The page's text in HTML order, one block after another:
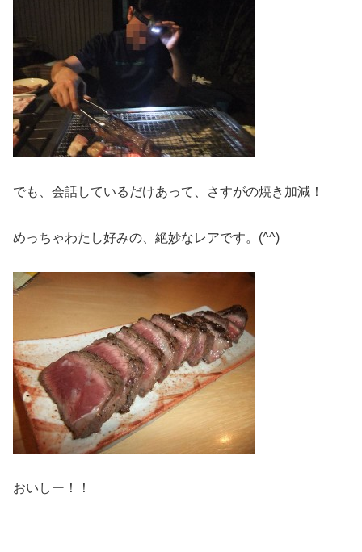
でも、会話しているだけあって、さすがの焼き加減！
めっちゃわたし好みの、絶妙なレアです。(^^)
おいしー！！